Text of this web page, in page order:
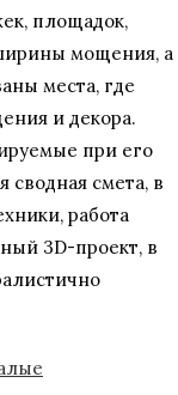
площадок,
мощения, а
места, где
и декора.
при его
смета, в
работа
3D-проект, в